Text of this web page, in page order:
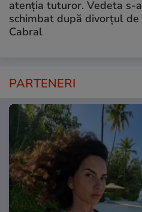
atenția tuturor. Vedeta s-a
schimbat după divorțul de
Cabral
PARTENERI